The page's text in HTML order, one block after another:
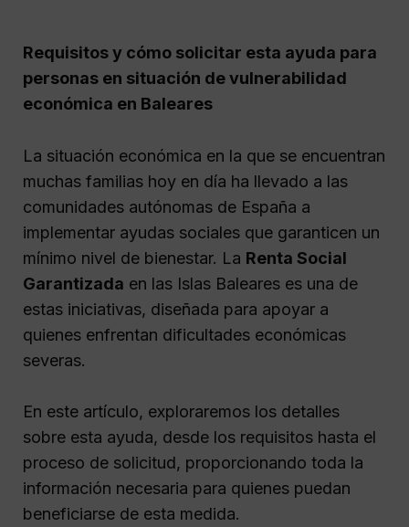
Requisitos y cómo solicitar esta ayuda para
personas en situación de vulnerabilidad
económica en Baleares
La situación económica en la que se encuentran
muchas familias hoy en día ha llevado a las
comunidades autónomas de España a
implementar ayudas sociales que garanticen un
mínimo nivel de bienestar. La Renta Social
Garantizada en las Islas Baleares es una de
estas iniciativas, diseñada para apoyar a
quienes enfrentan dificultades económicas
severas.
En este artículo, exploraremos los detalles
sobre esta ayuda, desde los requisitos hasta el
proceso de solicitud, proporcionando toda la
información necesaria para quienes puedan
beneficiarse de esta medida.